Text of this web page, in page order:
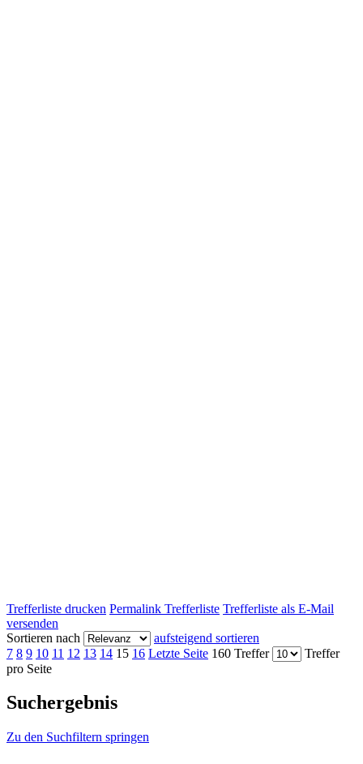
Trefferliste drucken Permalink Trefferliste Trefferliste als E-Mail
versenden
Sortieren nach
aufsteigend sortieren
7 8 9 10 11 12 13 14 15 16 Letzte Seite 160 Treffer
Treffer
pro Seite
Suchergebnis
Zu den Suchfiltern springen